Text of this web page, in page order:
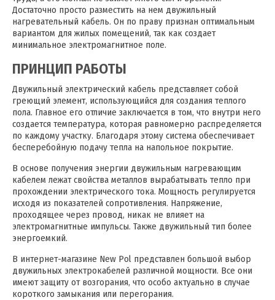
Достаточно просто разместить на нем двужильный
нагревательный кабель. Он по праву признан оптимальным
вариантом для жилых помещений, так как создает
минимальное электромагнитное поле.
ПРИНЦИП РАБОТЫ
Двужильный электрический кабель представляет собой
греющий элемент, использующийся для создания теплого
пола. Главное его отличие заключается в том, что внутри него
создается температура, которая равномерно распределяется
по каждому участку. Благодаря этому система обеспечивает
бесперебойную подачу тепла на напольное покрытие.
В основе получения энергии двужильным нагревающим
кабелем лежат свойства металлов вырабатывать тепло при
прохождении электрического тока. Мощность регулируется
исходя из показателей сопротивления. Напряжение,
проходящее через провод, никак не влияет на
электромагнитные импульсы. Также двужильный тип более
энергоемкий.
В интернет-магазине New Pol представлен большой выбор
двужильных электрокабелей различной мощности. Все они
имеют защиту от возгорания, что особо актуально в случае
короткого замыкания или перегорания.